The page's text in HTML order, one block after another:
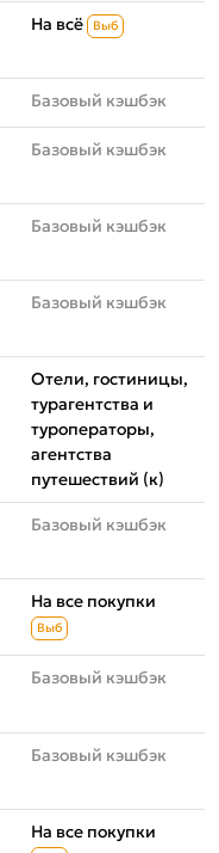
На всё Выб
Базовый кэшбэк
Базовый кэшбэк
Базовый кэшбэк
Базовый кэшбэк
Отели, гостиницы,
турагентства и
туроператоры,
агентства
путешествий (к)
Базовый кэшбэк
На все покупки
Выб
Базовый кэшбэк
Базовый кэшбэк
На все покупки